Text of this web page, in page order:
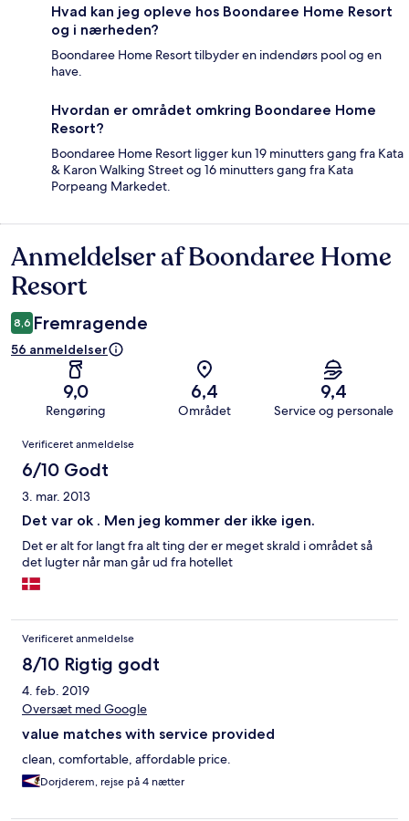
Hvad kan jeg opleve hos Boondaree Home Resort
og i nærheden?
Boondaree Home Resort tilbyder en indendørs pool og en
have.
Hvordan er området omkring Boondaree Home
Resort?
Boondaree Home Resort ligger kun 19 minutters gang fra Kata
& Karon Walking Street og 16 minutters gang fra Kata
Porpeang Markedet.
Anmeldelser
Anmeldelser af Boondaree Home
Resort
8,6 Fremragende
56 anmeldelser
9,0
Rengøring
6,4
Området
9,4
Service og personale
Anmeldelser
Verificeret anmeldelse
6/10 Godt
3. mar. 2013
Det var ok . Men jeg kommer der ikke igen.
Det er alt for langt fra alt ting der er meget skrald i området så
det lugter når man går ud fra hotellet
Verificeret anmeldelse
8/10 Rigtig godt
4. feb. 2019
Oversæt med Google
value matches with service provided
clean, comfortable, affordable price.
Dorjderem, rejse på 4 nætter